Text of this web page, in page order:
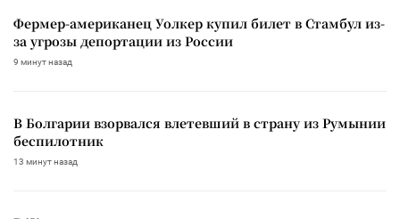
Фермер-американец Уолкер купил билет в Стамбул из-
за угрозы депортации из России
9 минут назад
В Болгарии взорвался влетевший в страну из Румынии
беспилотник
13 минут назад